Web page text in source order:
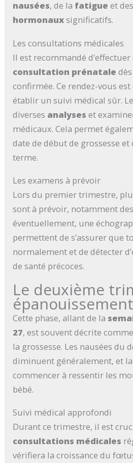
nausées, de la fatigue et des
hormonauxsignificatifs.
Les consultations médicales
Il est recommandé
consultation prénatale
confirmée. Ce rendez-vous
établir un suivi médical sûr.
diverses analyses et
médicaux. Cela permet
date de début de grossesse et
terme.
Les examens à prévoir
Lors du premier trimestre,
sont à prévoir, notamment
éventuellement, une
permettent de s’assurer que
normalement et de détecter
de santé précoces.
Le deuxième
Cette phase, allant de la
27, est souvent décrite
la grossesse. Les nausées du
diminuent généralement, et
commencer à ressentir les
bébé.
Suivi médical approfondi
Durant ce trimestre, il est
consultations médicales
vérifiera la croissance du